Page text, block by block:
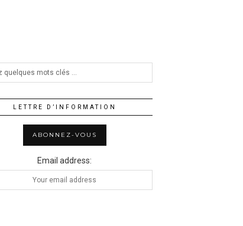
LETTRE D’INFORMATION
Email address: